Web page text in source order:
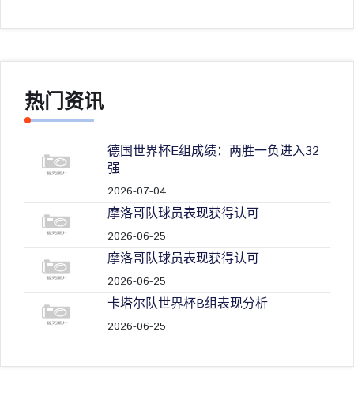
热门资讯
德国世界杯E组成绩：两胜一负进入32
强
2026-07-04
摩洛哥队球员表现获得认可
2026-06-25
摩洛哥队球员表现获得认可
2026-06-25
卡塔尔队世界杯B组表现分析
2026-06-25